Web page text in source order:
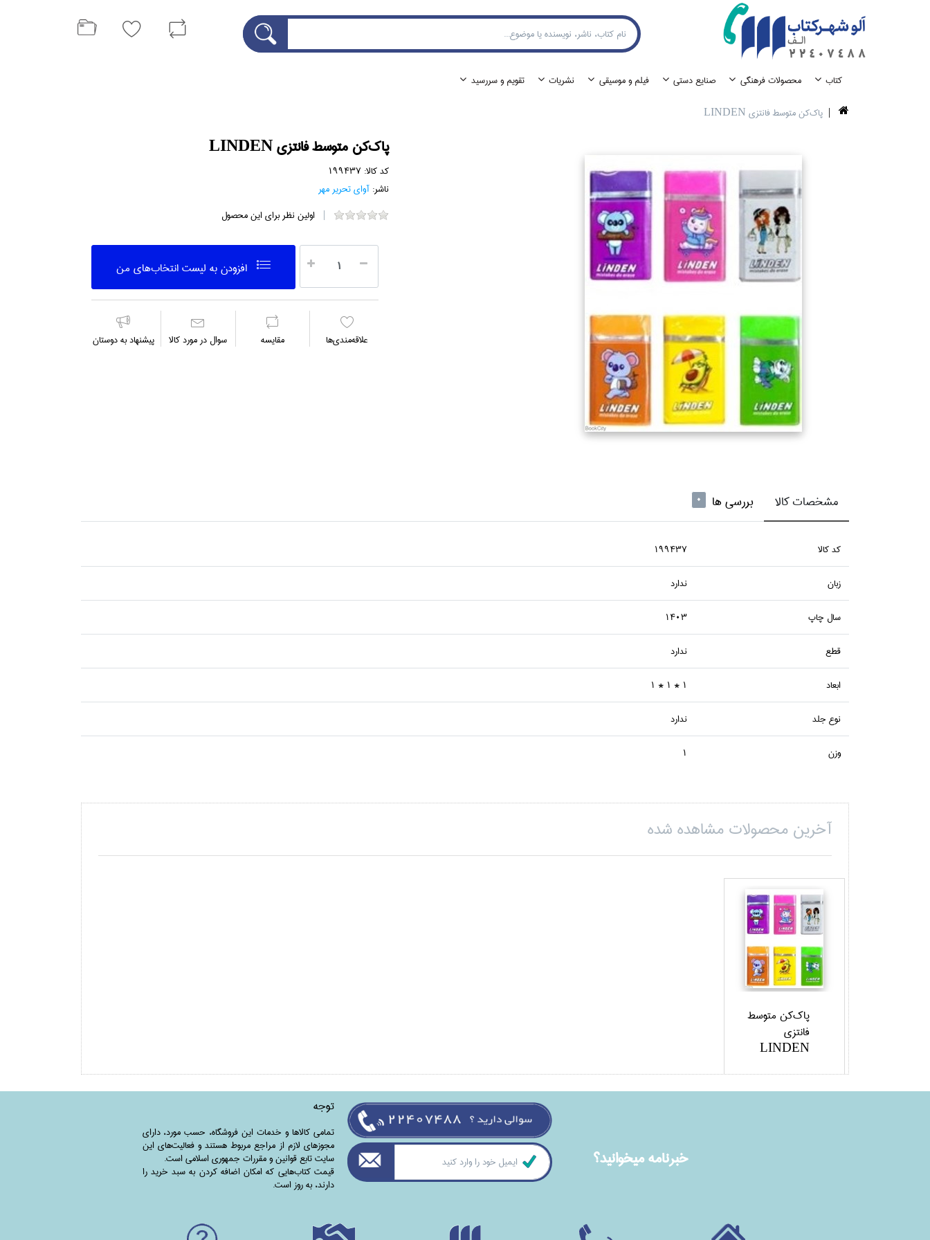
كتاب محصولات فرهنگي صنايع دستي فيلم و موسيقي نشريات
تقويم و سررسيد
پاك‌كن متوسط فانتزي LINDEN
پاك‌كن متوسط فانتزي LINDEN
کد کالا: 199437
ناشر: آواي تحرير مهر
اولین نظر برای این محصول
افزودن به ليست انتخاب‌هاي من
علاقه‌مندي‌ها مقايسه سوال در مورد كالا پیشنهاد به دوستان
مشخصات کالا بررسی ها 0
كد كالا 199437
زبان ندارد
سال چاپ 1403
قطع ندارد
ابعاد 1 * 1 * 1
نوع جلد ندارد
وزن 1
آخرین محصولات مشاهده شده
پاك‌كن متوسط
فانتزي
LINDEN
خبرنامه ميخوانيد؟
توجه
تمامی‌ کالاها و خدمات این فروشگاه، حسب مورد،‌ دارای
مجوزهای لازم از مراجع مربوط هستند ‌و‌‌ فعالیت‌های این
سایت تابع قوانین و مقررات جمهوری اسلامی است.
قیمت کتاب‌هایی که امکان اضافه کردن به سبد خرید را
دارند،‌ به روز است.